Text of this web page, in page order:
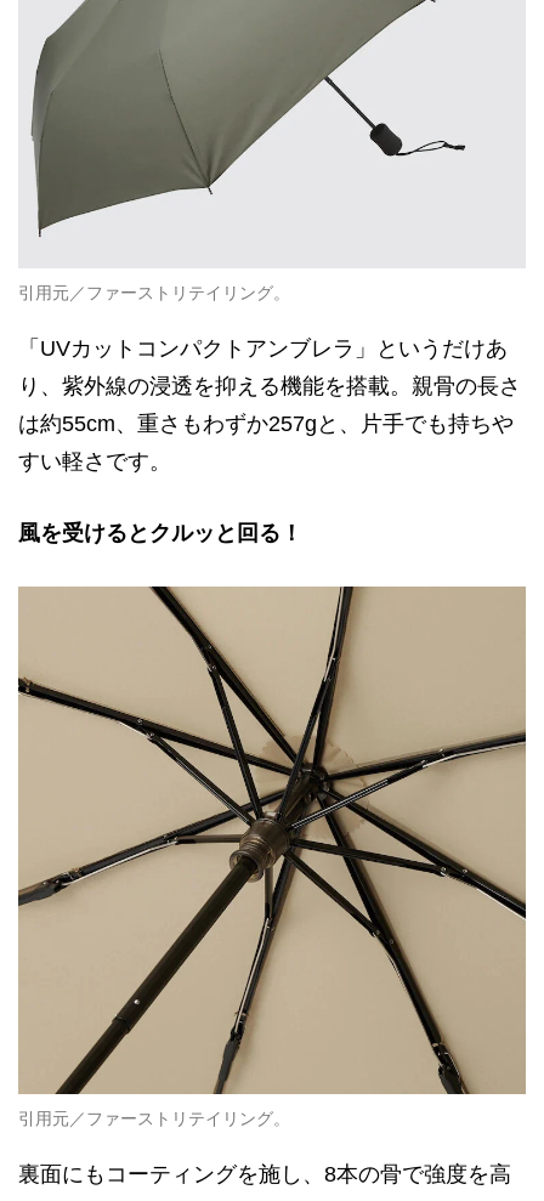
引用元／ファーストリテイリング。
「UVカットコンパクトアンブレラ」というだけあ
り、紫外線の浸透を抑える機能を搭載。親骨の長さ
は約55cm、重さもわずか257gと、片手でも持ちや
すい軽さです。
風を受けるとクルッと回る！
引用元／ファーストリテイリング。
裏面にもコーティングを施し、8本の骨で強度を高